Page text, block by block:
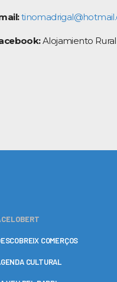
Alojamiento
COMERÇOS
CULTURAL